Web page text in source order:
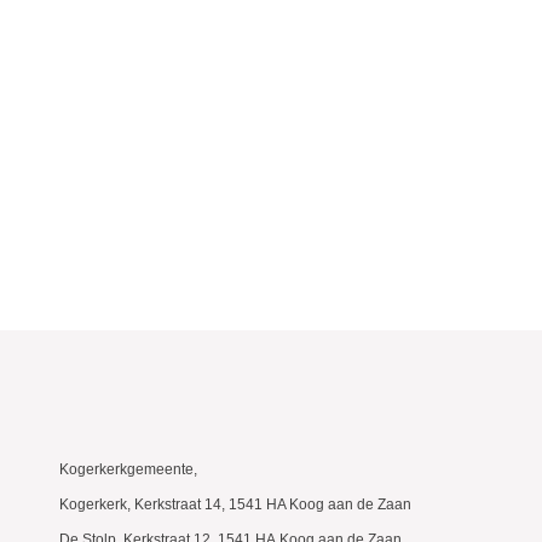
Kogerkerkgemeente,
Kogerkerk, Kerkstraat 14, 1541 HA Koog aan de Zaan